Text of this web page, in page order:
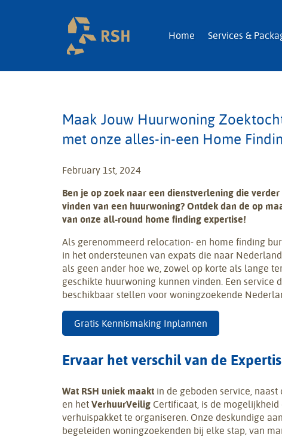
RSH |
Home Services &
Maak Jouw Huurwoning
met onze alles-in-een Home
February 1st, 2024
Ben je op zoek naar een dienstverlening die
vinden van een huurwoning? Ontdek dan de op
van onze all-round home finding expertise!
Als gerenommeerd relocation- en home finding
in het ondersteunen van expats die naar
als geen ander hoe we, zowel op korte als lange
geschikte huurwoning kunnen vinden. Een service
beschikbaar stellen voor woningzoekende
Gratis Kennismaking Inplannen
Ervaar het verschil van de
Wat RSH uniek maakt in de geboden service, naast
en het VerhuurVeilig Certificaat, is de
verhuispakket te organiseren. Onze deskundige
begeleiden woningzoekenden bij elke stap, van